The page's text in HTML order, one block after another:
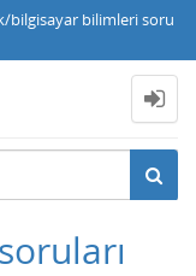
bilgisayar bilimleri soru